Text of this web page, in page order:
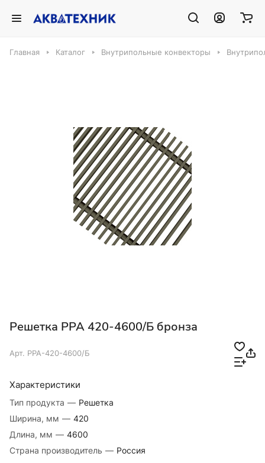
Главная Каталог Внутрипольные конвекторы
Решетка РРА 420-4600/Б бронза
Арт. РРА-420-4600/Б
Характеристики
Тип продукта — Решетка
Ширина, мм — 420
Длина, мм — 4600
Страна производитель — Россия